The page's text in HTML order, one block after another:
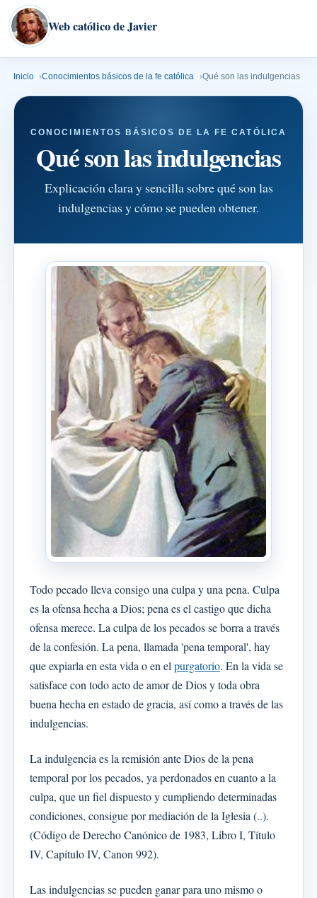
Web católico de Javier
Inicio Conocimientos básicos de la fe católica Qué son las indulgencias
CONOCIMIENTOS BÁSICOS DE LA FE CATÓLICA
Qué son las indulgencias
Explicación clara y sencilla sobre qué son las
indulgencias y cómo se pueden obtener.
Todo pecado lleva consigo una culpa y una pena. Culpa
es la ofensa hecha a Dios; pena es el castigo que dicha
ofensa merece. La culpa de los pecados se borra a través
de la confesión. La pena, llamada 'pena temporal', hay
que expiarla en esta vida o en el purgatorio. En la vida se
satisface con todo acto de amor de Dios y toda obra
buena hecha en estado de gracia, así como a través de las
indulgencias.
La indulgencia es la remisión ante Dios de la pena
temporal por los pecados, ya perdonados en cuanto a la
culpa, que un fiel dispuesto y cumpliendo determinadas
condiciones, consigue por mediación de la Iglesia (..).
(Código de Derecho Canónico de 1983, Libro I, Título
IV, Capítulo IV, Canon 992).
Las indulgencias se pueden ganar para uno mismo o